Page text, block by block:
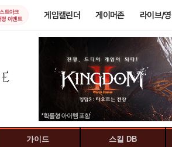
트아크
평 이벤트
게임캘린더 게이머존 라이브/
가이드 스킬 DB